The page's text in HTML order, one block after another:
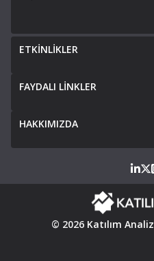
ETKİNLİKLER
FAYDALI LİNKLER
HAKKIMIZDA
© 2026 Katılım Analiz